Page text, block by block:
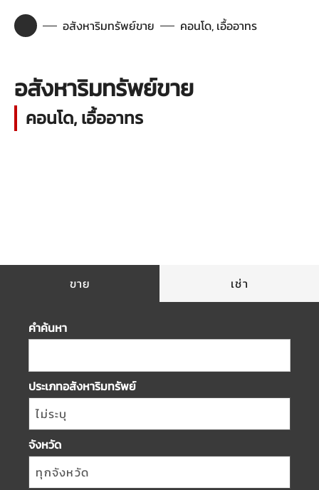
อสังหาริมทรัพย์ขาย คอนโด, เอื้ออาทร
อสังหาริมทรัพย์ขาย
คอนโด, เอื้ออาทร
ขาย เช่า
คำค้นหา
ประเภทอสังหาริมทรัพย์
ไม่ระบุ
จังหวัด
ทุกจังหวัด